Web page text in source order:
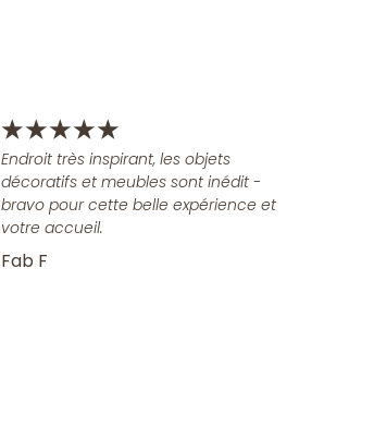
★★★★★
Endroit très inspirant, les objets
décoratifs et meubles sont inédit -
bravo pour cette belle expérience et
votre accueil.
Fab F